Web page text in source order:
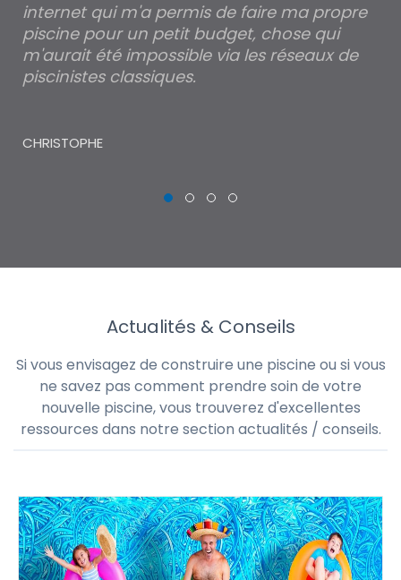
internet qui m'a permis de faire ma propre
piscine pour un petit budget, chose qui
m'aurait été impossible via les réseaux de
piscinistes classiques.
CHRISTOPHE
Actualités & Conseils
Si vous envisagez de construire une piscine ou si vous
ne savez pas comment prendre soin de votre
nouvelle piscine, vous trouverez d'excellentes
ressources dans notre section actualités / conseils.